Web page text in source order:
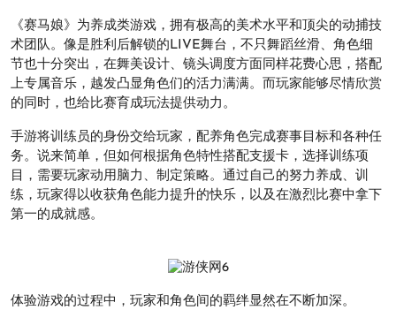
《赛马娘》为养成类游戏，拥有极高的美术水平和顶尖的动捕技
术团队。像是胜利后解锁的LIVE舞台，不只舞蹈丝滑、角色细
节也十分突出，在舞美设计、镜头调度方面同样花费心思，搭配
上专属音乐，越发凸显角色们的活力满满。而玩家能够尽情欣赏
的同时，也给比赛育成玩法提供动力。
手游将训练员的身份交给玩家，配养角色完成赛事目标和各种任
务。说来简单，但如何根据角色特性搭配支援卡，选择训练项
目，需要玩家动用脑力、制定策略。通过自己的努力养成、训
练，玩家得以收获角色能力提升的快乐，以及在激烈比赛中拿下
第一的成就感。
体验游戏的过程中，玩家和角色间的羁绊显然在不断加深。